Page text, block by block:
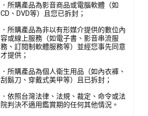
．所購產品為影音商品或電腦軟體（如
CD、DVD等）且您已拆封；
．所購產品為非以有形媒介提供的數位內
容或線上服務（如電子書、影音串流服
務、訂閱制軟體服務等）並經您事先同意
才提供；
．所購產品為個人衛生用品（如內衣褲、
刮鬍刀、穿戴式美甲等）且已拆封；
．依照台灣法律、法規、裁定、命令或法
院判決不適用鑑賞期的任何其他情況。